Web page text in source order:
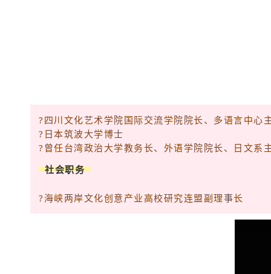
?四川文化艺术学院国际交流学院院长、多语言中心
?日本筑波大学博士
?曾任台湾政治大学教务长、外语学院院长、日文系
社会职务
?海峡两岸文化创意产业高校研究连盟副理事长